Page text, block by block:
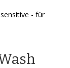
- für